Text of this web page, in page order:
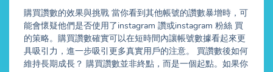
購買讚數的效果與挑戰 當你看到其他帳號的讚數暴增時，可
能會懷疑他們是否使用了instagram 讚或instagram 粉絲 買
的策略。購買讚數確實可以在短時間內讓帳號數據看起來更
具吸引力，進一步吸引更多真實用戶的注意。 買讚數後如何
維持長期成長？ 購買讚數並非終點，而是一個起點。如果你